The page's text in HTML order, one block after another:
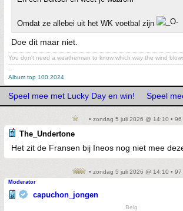
Omdat ze allebei uit het WK voetbal zijn
Doe dit maar niet.
You don't need a weatherman to know which way the wind
--
Album top 100 2024
Speel mee met Lucky Day en win! Speel
• zondag 5 juli 2026 @ 14:10 • 96
The_Undertone
Het zit de Fransen bij Ineos nog niet mee
• zondag 5 juli 2026 @ 14:10 • 97
Moderator
capuchon_jongen
Belg